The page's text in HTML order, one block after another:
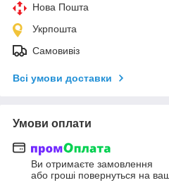
Нова Пошта
Укрпошта
Самовивіз
Всі умови доставки
Умови оплати
Ви отримаєте замовлення
або гроші повернуться на